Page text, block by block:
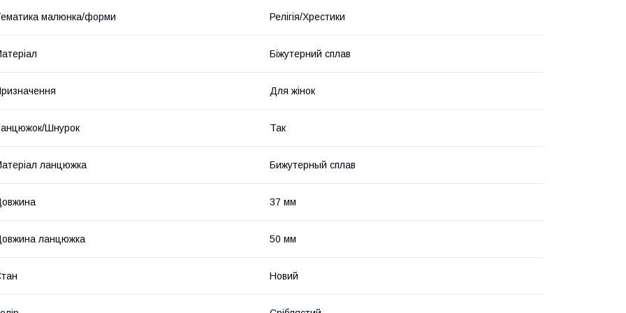
малюнка/форми Релігія/Хрестики
Біжутерний сплав
Для жінок
Шнурок Так
ланцюжка Бижутерный сплав
37 мм
ланцюжка 50 мм
Новий